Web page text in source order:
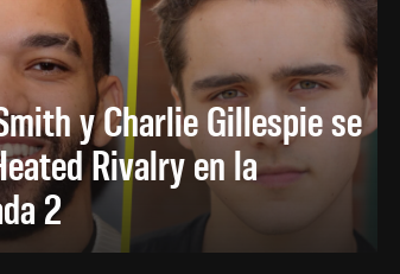
y Charlie Gillespie se
Rivalry en la
2